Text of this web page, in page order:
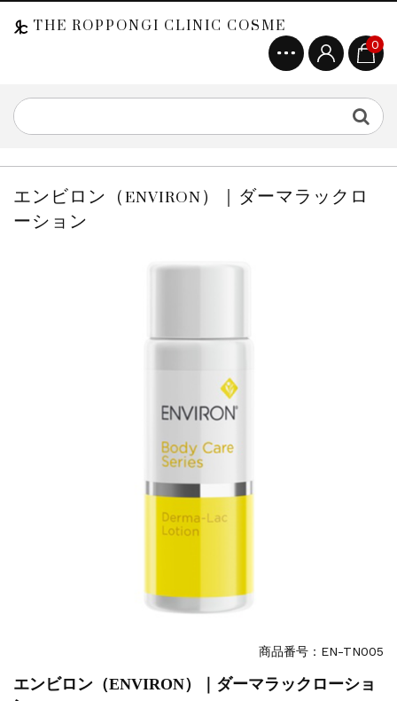
THE ROPPONGI CLINIC COSME
0
エンビロン（ENVIRON）｜ダーマラックロ
ーション
商品番号：EN-TN005
エンビロン（ENVIRON）｜ダーマラックローショ